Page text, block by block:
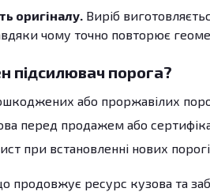
оригіналу. Виріб
чому точно повторює
підсилювач порога?
або проржавілих
перед продажем або
при встановленні нових
продовжує ресурс кузова та